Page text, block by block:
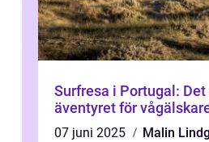
Surfresa i Portugal:
äventyret för
07 juni 2025
Malin